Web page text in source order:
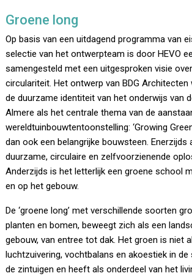
Groene long
Op basis van een uitdagend programma van
selectie van het ontwerpteam is door HEVO
samengesteld met een uitgesproken visie
circulariteit. Het ontwerp van BDG
de duurzame identiteit van het onderwijs van
Almere als het centrale thema van de
wereldtuinbouwtentoonstelling: ‘Growing Green
dan ook een belangrijke bouwsteen. Enerzijds
duurzame, circulaire en zelfvoorzienende
Anderzijds is het letterlijk een groene school
en op het gebouw.
De ‘groene long’ met verschillende soorten
planten en bomen, beweegt zich als een
gebouw, van entree tot dak. Het groen is niet
luchtzuivering, vochtbalans en akoestiek in
de zintuigen en heeft als onderdeel van het